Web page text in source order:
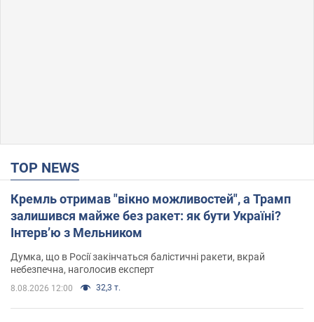
TOP NEWS
Кремль отримав "вікно можливостей", а Трамп
залишився майже без ракет: як бути Україні?
Інтерв’ю з Мельником
Думка, що в Росії закінчаться балістичні ракети, вкрай
небезпечна, наголосив експерт
8.08.2026 12:00 32,3 т.